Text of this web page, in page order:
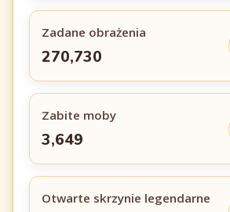
Zadane obrażenia
270,730
Zabite moby
3,649
Otwarte skrzynie legendarne